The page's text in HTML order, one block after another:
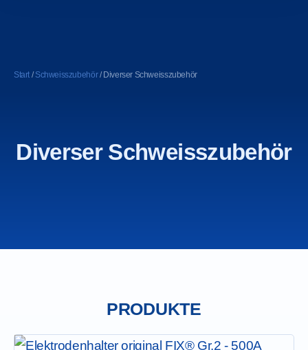
Start /Schweisszubehör/ Diverser Schweisszubehör
Diverser Schweisszubehör
PRODUKTE